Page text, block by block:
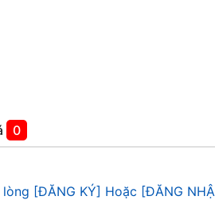
0
lòng [ĐĂNG KÝ] Hoặc [ĐĂNG